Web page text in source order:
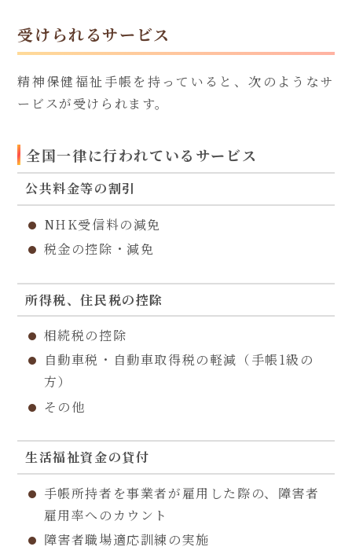
受けられるサービス
精神保健福祉手帳を持っていると、次のようなサ
ービスが受けられます。
全国一律に行われているサービス
公共料金等の割引
NHK受信料の減免
税金の控除・減免
所得税、住民税の控除
相続税の控除
自動車税・自動車取得税の軽減（手帳1級の
方）
その他
生活福祉資金の貸付
手帳所持者を事業者が雇用した際の、障害者
雇用率へのカウント
障害者職場適応訓練の実施